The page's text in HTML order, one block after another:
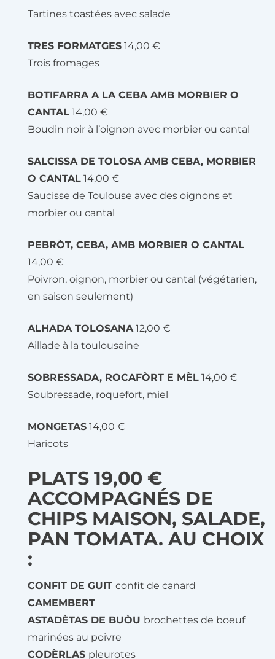
Tartines toastées avec salade
TRES FORMATGES 14,00 €
Trois fromages
BOTIFARRA A LA CEBA AMB MORBIER O
CANTAL 14,00 €
Boudin noir à l’oignon avec morbier ou cantal
SALCISSA DE TOLOSA AMB CEBA, MORBIER
O CANTAL 14,00 €
Saucisse de Toulouse avec des oignons et
morbier ou cantal
PEBRÒT, CEBA, AMB MORBIER O CANTAL
14,00 €
Poivron, oignon, morbier ou cantal (végétarien,
en saison seulement)
ALHADA TOLOSANA12,00 €
Aillade à la toulousaine
SOBRESSADA, ROCAFÒRT E MÈL 14,00 €
Soubressade, roquefort, miel
MONGETAS 14,00 €
Haricots
PLATS 19,00 €
ACCOMPAGNÉS DE
CHIPS MAISON, SALADE,
PAN TOMATA. AU CHOIX
:
CONFIT DE GUIT confit de canard
CAMEMBERT
ASTADÈTAS DE BUÒU brochettes de boeuf
marinées au poivre
CODÈRLAS pleurotes